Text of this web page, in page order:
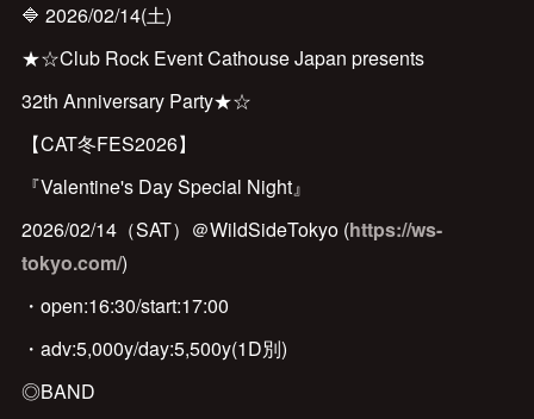
🔷 2026/02/14(土)
★☆Club Rock Event Cathouse Japan presents
32th Anniversary Party★☆
【CAT冬FES2026】
『Valentine's Day Special Night』
2026/02/14（SAT）＠WildSideTokyo (https://ws-
tokyo.com/)
・open:16:30/start:17:00
・adv:5,000y/day:5,500y(1D別)
◎BAND